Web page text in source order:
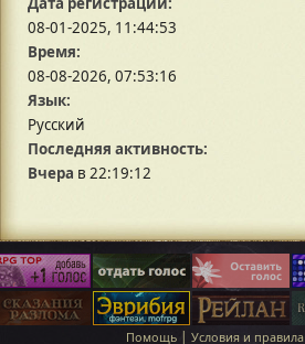
08-01-2025, 11:44:53
Время:
08-08-2026, 07:53:16
Язык:
Русский
Последняя активность:
Вчера в 22:19:12
Помощь | Условия и правила